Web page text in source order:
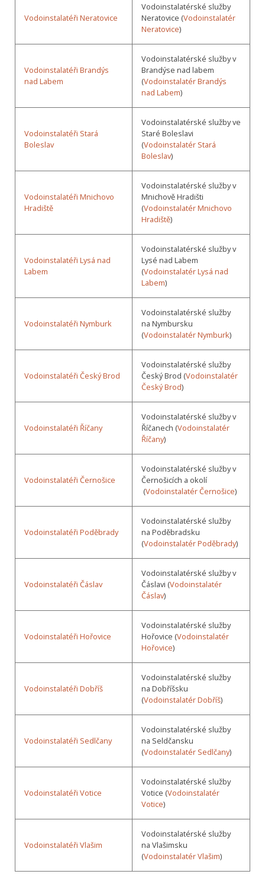
Vodoinstalatéři Neratovice
Vodoinstalatérské služby
Neratovice (Vodoinstalatér
Neratovice)
Vodoinstalatéři Brandýs
nad Labem
Vodoinstalatérské služby v
Brandýse nad labem
(Vodoinstalatér Brandýs
nad Labem)
Vodoinstalatéři Stará
Boleslav
Vodoinstalatérské služby ve
Staré Boleslavi
(Vodoinstalatér Stará
Boleslav)
Vodoinstalatéři Mnichovo
Hradiště
Vodoinstalatérské služby v
Mnichově Hradišti
(Vodoinstalatér Mnichovo
Hradiště)
Vodoinstalatéři Lysá nad
Labem
Vodoinstalatérské služby v
Lysé nad Labem
(Vodoinstalatér Lysá nad
Labem)
Vodoinstalatéři Nymburk
Vodoinstalatérské služby
na Nymbursku
(Vodoinstalatér Nymburk)
Vodoinstalatéři Český Brod
Vodoinstalatérské služby
Český Brod (Vodoinstalatér
Český Brod)
Vodoinstalatéři Říčany
Vodoinstalatérské služby v
Říčanech (Vodoinstalatér
Říčany)
Vodoinstalatéři Černošice
Vodoinstalatérské služby v
Černošicích a okolí
(Vodoinstalatér Černošice)
Vodoinstalatéři Poděbrady
Vodoinstalatérské služby
na Poděbradsku
(Vodoinstalatér Poděbrady)
Vodoinstalatéři Čáslav
Vodoinstalatérské služby v
Čáslavi (Vodoinstalatér
Čáslav)
Vodoinstalatéři Hořovice
Vodoinstalatérské služby
Hořovice (Vodoinstalatér
Hořovice)
Vodoinstalatéři Dobříš
Vodoinstalatérské služby
na Dobříšsku
(Vodoinstalatér Dobříš)
Vodoinstalatéři Sedlčany
Vodoinstalatérské služby
na Seldčansku
(Vodoinstalatér Sedlčany)
Vodoinstalatéři Votice
Vodoinstalatérské služby
Votice (Vodoinstalatér
Votice)
Vodoinstalatéři Vlašim
Vodoinstalatérské služby
na Vlašimsku
(Vodoinstalatér Vlašim)